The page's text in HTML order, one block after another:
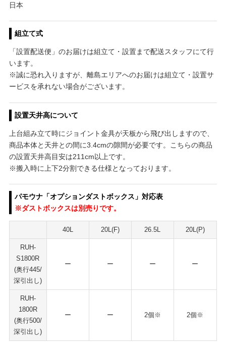
日本
組立て式
「設置配送便」のお届けは組立て・設置まで配送スタッフにて行
います。
※誠に恐れ入りますが、離島エリアへのお届けは組立て・設置サ
ービスを承れない場合がございます。
設置天井高について
上台組み立て時にジョイント金具が天板から飛び出しますので、
商品本体と天井との間に3.4cmの隙間が必要です。こちらの商品
の設置天井高目安は211cm以上です。
※搬入時に上下2分割できる仕様となっております。
パモウナ「オプションダストボックス」対応表
※ダストボックスは別売りです。
40L 20L(F) 26.5L 20L(P)
RUH-
S1800R
(奥行445/
深引出し)
ー ー ー ー
RUH-
1800R
(奥行500/
深引出し)
ー ー 2個※ 2個※